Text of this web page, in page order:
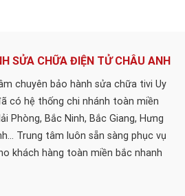
SỬA CHỮA ĐIỆN TỬ CHÂU ANH
chuyên bảo hành sửa chữa tivi Uy
có hệ thống chi nhánh toàn miền
Phòng, Bắc Ninh, Bắc Giang, Hưng
Trung tâm luôn sẵn sàng phục vụ
khách hàng toàn miền bắc nhanh